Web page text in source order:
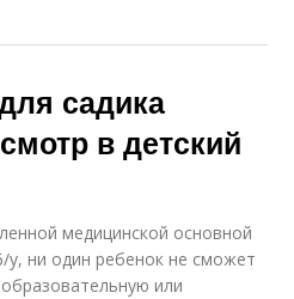
садика
в детский
медицинской основной
ни один ребенок не сможет
или